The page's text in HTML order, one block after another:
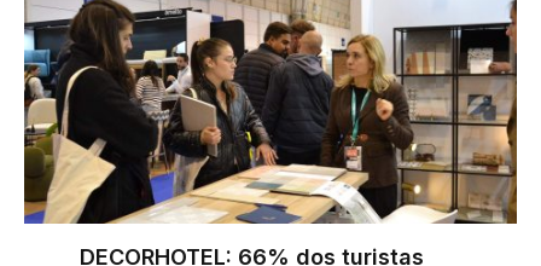
DECORHOTEL: 66% dos turistas